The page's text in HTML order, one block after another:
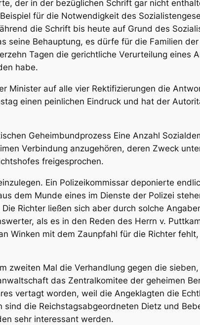
der in der bezüglichen Schrift gar nicht
für die Notwendigkeit des
die Schrift bis heute auf Grund des
seine Behauptung, es dürfe für die Familien
Tagen die gerichtliche Verurteilung eines
habe.
Minister auf alle vier Rektifizierungen die
einen peinlichen Eindruck und hat der
Geheimbundprozess Eine Anzahl
Verbindung anzugehören, deren Zweck
freigesprochen.
Ein Polizeikommissar deponierte
dem Munde eines im Dienste der Polizei
Richter ließen sich aber durch solche
als es in den Reden des Herrn v.
Winken mit dem Zaunpfahl für die Richter
zweiten Mal die Verhandlung gegen die
das Zentralkomitee der geheimen
vertagt worden, weil die Angeklagten die
die Reichstagsabgeordneten Dietz und
sehr interessant werden.